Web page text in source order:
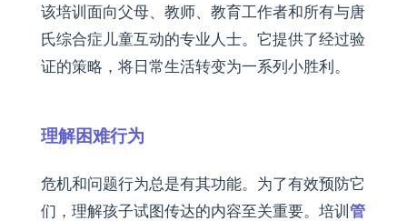
该培训面向父母、教师、教育工作者和所有与唐
氏综合症儿童互动的专业人士。它提供了经过验
证的策略，将日常生活转变为一系列小胜利。
理解困难行为
危机和问题行为总是有其功能。为了有效预防它
们，理解孩子试图传达的内容至关重要。培训 管